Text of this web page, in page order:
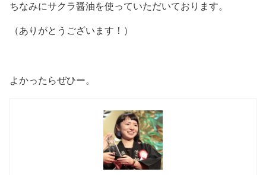
ちなみにサクラ醤油を使っていただいております。
（ありがとうございます！）
よかったらぜひー。